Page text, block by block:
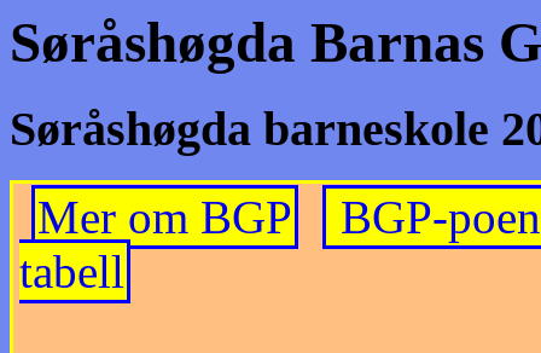
Søråshøgda Barnas
Søråshøgda barneskole
Mer om BGP
BGP-
tabell